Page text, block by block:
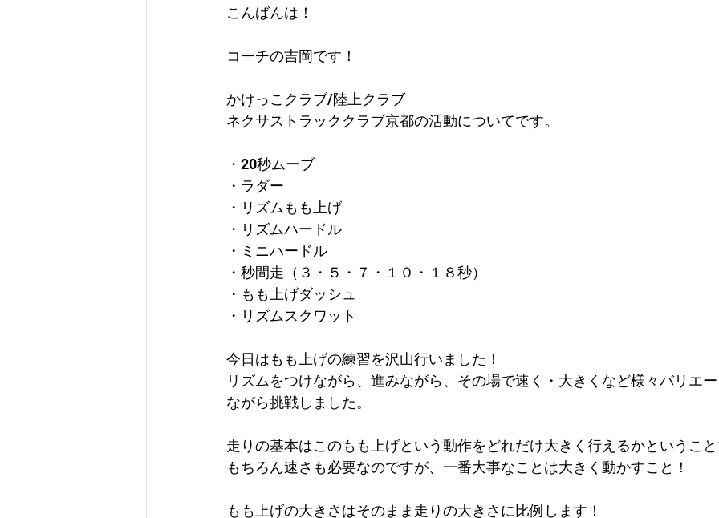
こんばんは！
コーチの吉岡です！
かけっこクラブ/陸上クラブ
ネクサストラッククラブ京都の活動についてです。
・20秒ムーブ
・ラダー
・リズムもも上げ
・リズムハードル
・ミニハードル
・秒間走（３・５・７・１０・１８秒）
・もも上げダッシュ
・リズムスクワット
今日はもも上げの練習を沢山行いました！
リズムをつけながら、進みながら、その場で速く・大きくなど様々バリエ
ながら挑戦しました。
走りの基本はこのもも上げという動作をどれだけ大きく行えるかということ
もちろん速さも必要なのですが、一番大事なことは大きく動かすこと！
もも上げの大きさはそのまま走りの大きさに比例します！